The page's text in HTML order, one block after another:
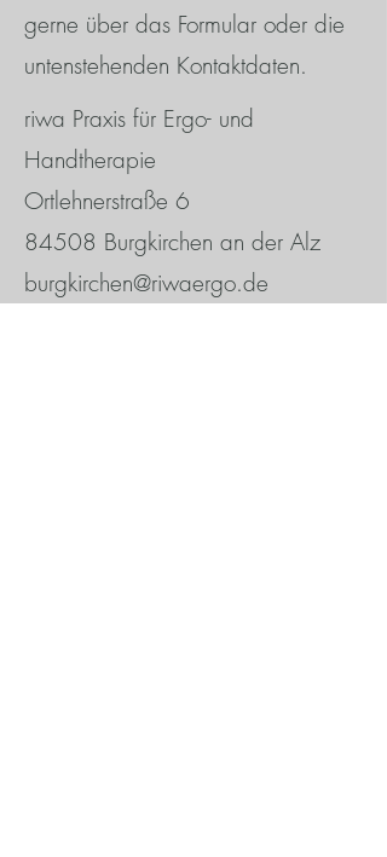
gerne über das Formular oder die
untenstehenden Kontaktdaten.
riwa Praxis für Ergo- und
Handtherapie
Ortlehnerstraße 6
84508 Burgkirchen an der Alz
burgkirchen@riwaergo.de